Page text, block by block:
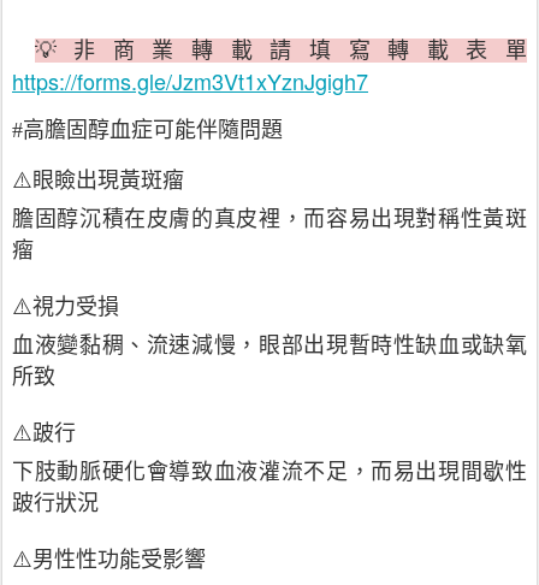
💡非商業轉載請填寫轉載表單
https://forms.gle/Jzm3Vt1xYznJgigh7
#高膽固醇血症可能伴隨問題
⚠️眼瞼出現黃斑瘤
膽固醇沉積在皮膚的真皮裡，而容易出現對稱性黃斑
瘤
⚠️視力受損
血液變黏稠、流速減慢，眼部出現暫時性缺血或缺氧
所致
⚠️跛行
下肢動脈硬化會導致血液灌流不足，而易出現間歇性
跛行狀況
⚠️男性性功能受影響